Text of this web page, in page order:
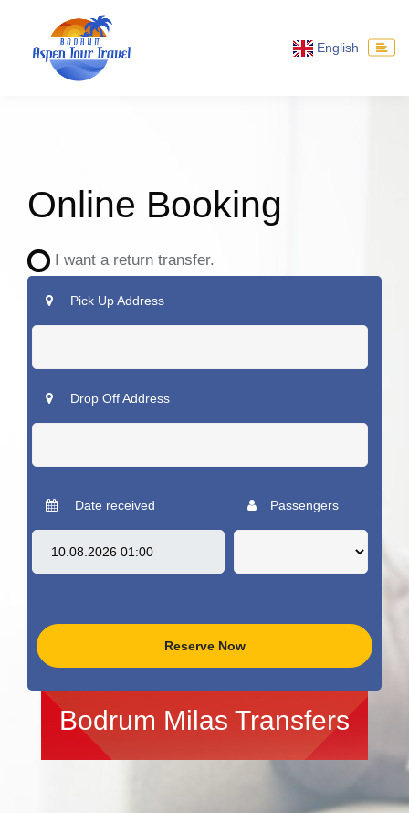
English
Online Booking
I want a return transfer.
Pick Up Address
Drop Off Address
Date received Passengers
Reserve Now
Bodrum Milas Transfers